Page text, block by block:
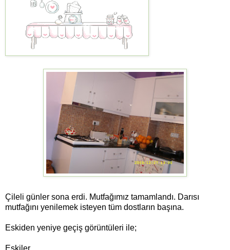
Çileli günler sona erdi. Mutfağımız tamamlandı. Darısı
mutfağını yenilemek isteyen tüm dostların başına.
Eskiden yeniye geçiş görüntüleri ile;